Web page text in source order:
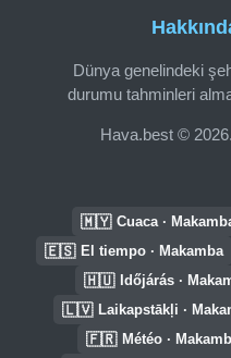
Dünya genelindeki
durumu tahminleri
Hava.best ©
🇲🇾 Cuaca ·
🇪🇸 El tiempo · Makamba
🇭🇺 Időjárás ·
🇱🇻 Laikapstākļi ·
🇫🇷 Météo ·